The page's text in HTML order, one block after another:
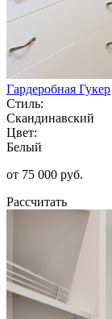
Гардеробная Гукер
Стиль:
Скандинавский
Цвет:
Белый
от 75 000 руб.
Рассчитать